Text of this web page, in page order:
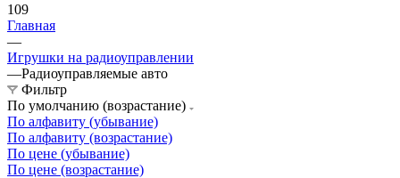
109
Главная
—
Игрушки на радиоуправлении
—Радиоуправляемые авто
Фильтр
По умолчанию (возрастание)
По алфавиту (убывание)
По алфавиту (возрастание)
По цене (убывание)
По цене (возрастание)